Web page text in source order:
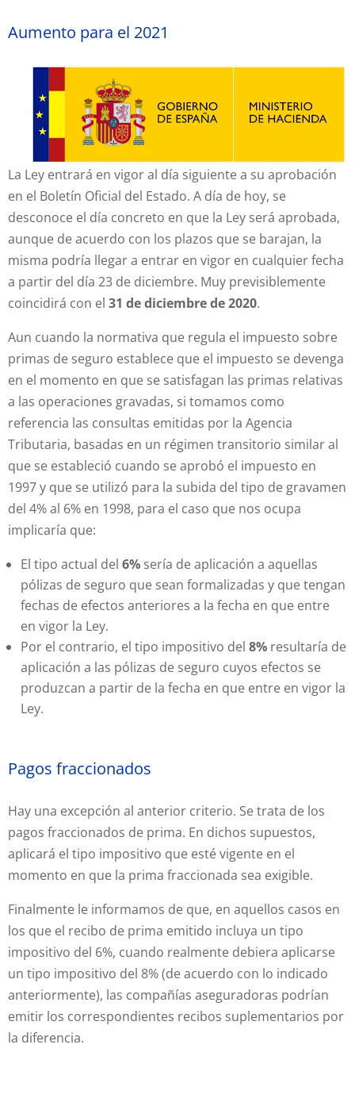
Aumento para el 2021
La Ley entrará en vigor al día siguiente a su aprobación
en el Boletín Oficial del Estado. A día de hoy, se
desconoce el día concreto en que la Ley será aprobada,
aunque de acuerdo con los plazos que se barajan, la
misma podría llegar a entrar en vigor en cualquier fecha
a partir del día 23 de diciembre. Muy previsiblemente
coincidirá con el 31 de diciembre de 2020.
Aun cuando la normativa que regula el impuesto sobre
primas de seguro establece que el impuesto se devenga
en el momento en que se satisfagan las primas relativas
a las operaciones gravadas, si tomamos como
referencia las consultas emitidas por la Agencia
Tributaria, basadas en un régimen transitorio similar al
que se estableció cuando se aprobó el impuesto en
1997 y que se utilizó para la subida del tipo de gravamen
del 4% al 6% en 1998, para el caso que nos ocupa
implicaría que:
El tipo actual del 6% sería de aplicación a aquellas
pólizas de seguro que sean formalizadas y que tengan
fechas de efectos anteriores a la fecha en que entre
en vigor la Ley.
Por el contrario, el tipo impositivo del 8% resultaría de
aplicación a las pólizas de seguro cuyos efectos se
produzcan a partir de la fecha en que entre en vigor la
Ley.
Pagos fraccionados
Hay una excepción al anterior criterio. Se trata de los
pagos fraccionados de prima. En dichos supuestos,
aplicará el tipo impositivo que esté vigente en el
momento en que la prima fraccionada sea exigible.
Finalmente le informamos de que, en aquellos casos en
los que el recibo de prima emitido incluya un tipo
impositivo del 6%, cuando realmente debiera aplicarse
un tipo impositivo del 8% (de acuerdo con lo indicado
anteriormente), las compañías aseguradoras podrían
emitir los correspondientes recibos suplementarios por
la diferencia.